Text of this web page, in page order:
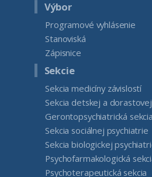
Výbor
Programové vyhlásenie
Stanoviská
Zápisnice
Sekcie
Sekcia medicíny závislostí
Sekcia detskej a
Gerontopsychiatrická sekcia
Sekcia sociálnej psychiatrie
Sekcia biologickej
Psychofarmakologická
Psychoterapeutická sekcia